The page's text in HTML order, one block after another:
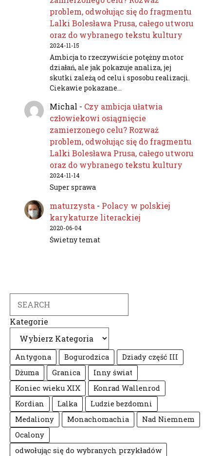
problem, odwołując się do fragmentu
Lalki Bolesława Prusa, całego utworu
oraz do wybranego tekstu kultury
2024-11-15
Ambicja to rzeczywiście potężny motor
działań, ale jak pokazuje analiza, jej
skutki zależą od celu i sposobu realizacji.
Ciekawie pokazane…
Michal - Czy ambicja ułatwia
człowiekowi osiągnięcie
zamierzonego celu? Rozważ
problem, odwołując się do fragmentu
Lalki Bolesława Prusa, całego utworu
oraz do wybranego tekstu kultury
2024-11-14
Super sprawa
maturzysta - Polacy w polskiej
karykaturze literackiej
2020-06-04
Świetny temat
Kategorie
Antygona Bogurodzica
Dziady część III
Dżuma
Granica
Inny świat
Koniec wieku XIX
Konrad Wallenrod
Kordian
Lalka
Ludzie bezdomni
Medaliony
Monachomachia
Nad Niemnem
Ocalony
odwołując się do wybranych przykładów